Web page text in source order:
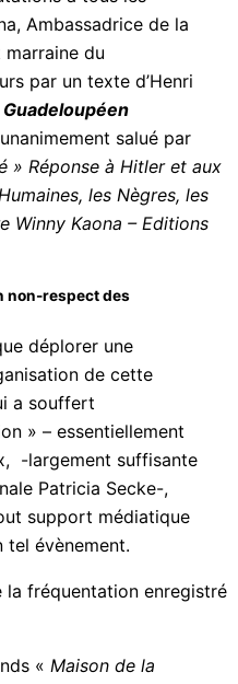
du Cameroun, a
les Afrodescendants.
la Biguine, autrice,
,introduit son
Louis
Panafricain
salué par l’assemblée.
Hitler et aux Nazis sur
les Nègres, les Juifs et
non-respect des
déplorer une
de cette
a souffert
» – essentiellement
-largement suffisante
Patricia Secke-,
tel évènement.
: